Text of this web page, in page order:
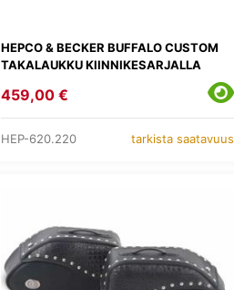
HEPCO & BECKER BUFFALO CUSTOM
TAKALAUKKU KIINNIKESARJALLA
459,00 €
HEP-620.220 tarkista saatavuus